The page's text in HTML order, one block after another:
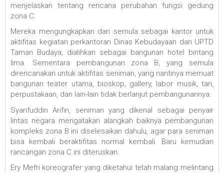
menjelaskan tentang rencana perubahan fungsi gedung
zona C.
Mereka mengungkapkan dari semula sebagai kantor untuk
aktifitas kegiatan perkantoran Dinas Kebudayaan dan UPTD
Taman Budaya, dialihkan sebagai bangunan hotel bintang
lima. Sementara pembangunan zona B, yang semula
direncanakan untuk aktifitas seniman, yang nantinya memuat
bangunan teater utama, bioskop, gallery, labor musik, tari,
perpustakaan, dan lain-lain tidak berlanjut pembangunannya.
Syarifuddin Arifin, seniman yang dikenal sebagai penyair
lintas negara mengatakan alangkah baiknya pembangunan
kompleks zona B ini diselesaikan dahulu, agar para seniman
bisa kembali beraktifitas normal kembali. Baru kemudian
rancangan zona C ini diteruskan.
Ery Mefri koreografer yang diketahui telah malang melintang